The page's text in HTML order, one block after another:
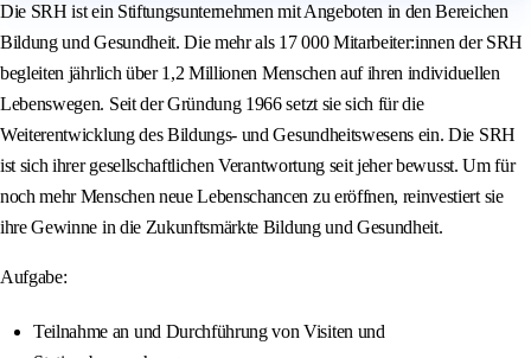
Die SRH ist ein Stiftungsunternehmen mit Angeboten in den Bereichen
Bildung und Gesundheit. Die mehr als 17 000 Mitarbeiter:innen der SRH
begleiten jährlich über 1,2 Millionen Menschen auf ihren individuellen
Lebenswegen. Seit der Gründung 1966 setzt sie sich für die
Weiterentwicklung des Bildungs- und Gesundheitswesens ein. Die SRH
ist sich ihrer gesellschaftlichen Verantwortung seit jeher bewusst. Um für
noch mehr Menschen neue Lebenschancen zu eröffnen, reinvestiert sie
ihre Gewinne in die Zukunftsmärkte Bildung und Gesundheit.
Aufgabe:
Teilnahme an und Durchführung von Visiten und